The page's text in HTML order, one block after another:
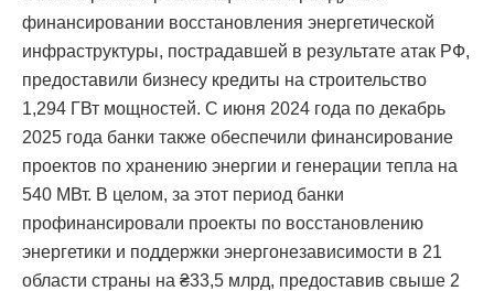
финансировании восстановления энергетической
инфраструктуры, пострадавшей в результате атак РФ,
предоставили бизнесу кредиты на строительство
1,294 ГВт мощностей. С июня 2024 года по декабрь
2025 года банки также обеспечили финансирование
проектов по хранению энергии и генерации тепла на
540 МВт. В целом, за этот период банки
профинансировали проекты по восстановлению
энергетики и поддержки энергонезависимости в 21
области страны на ₴33,5 млрд, предоставив свыше 2